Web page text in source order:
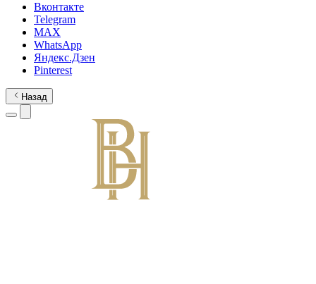
Вконтакте
Telegram
MAX
WhatsApp
Яндекс.Дзен
Pinterest
Назад